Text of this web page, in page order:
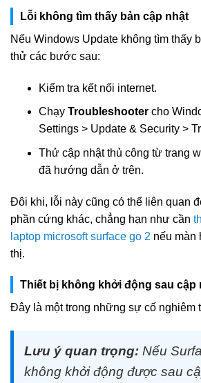
Lỗi không tìm thấy bản cập nhật
Nếu Windows Update không tìm thấy
thử các bước sau:
Kiểm tra kết nối internet.
Chạy Troubleshootercho
Settings > Update & Security >
Thử cập nhật thủ công từ trang
đã hướng dẫn ở trên.
Đôi khi, lỗi này cũng có thể liên quan
phần cứng khác, chẳng hạn như cần
laptop microsoft surface go 2 nếu màn
thị.
Thiết bị không khởi động sau cập
Đây là một trong những sự cố nghiêm
Lưu ý quan trọng: Nếu
không khởi động được sau